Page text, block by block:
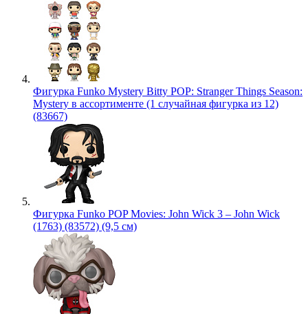
Фигурка Funko Mystery Bitty POP: Stranger Things Season:
Mystery в ассортименте (1 случайная фигурка из 12)
(83667)
Фигурка Funko POP Movies: John Wick 3 – John Wick
(1763) (83572) (9,5 см)